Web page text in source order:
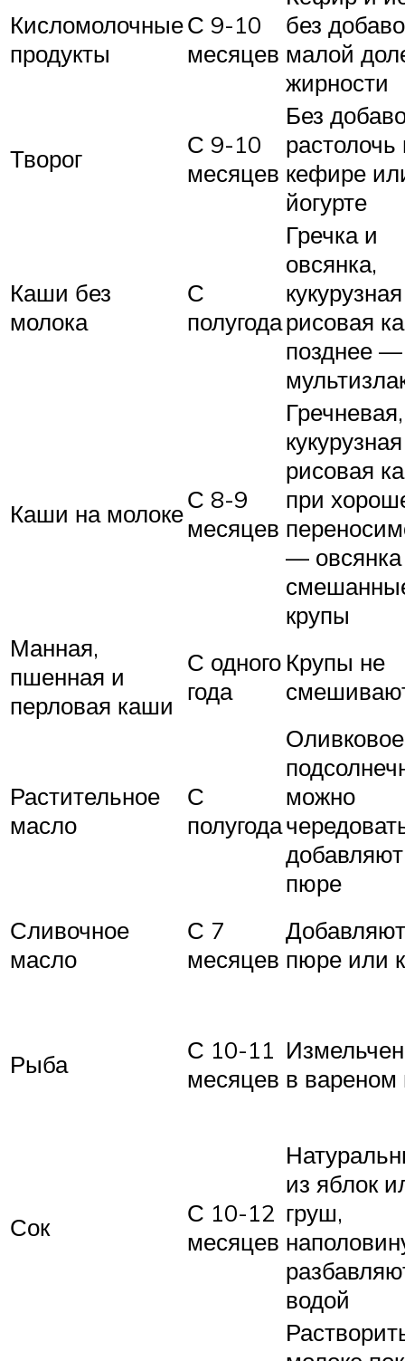
Кисломолочные
продукты
С 9-10
месяцев
без
малой
жирности
Творог
С 9-10
месяцев
Без
растолочь
кефире
йогурте
Каши без
молока
С
полугода
Гречка и
овсянка,
рисовая
позднее —
Каши на молокеС 8-9
месяцев
Гречневая,
рисовая
при
—
крупы
Манная,
пшенная и
перловая каши
С одного
года
Крупы не
Растительное
масло
С
полугода
можно
пюре
Сливочное
масло
С 7
месяцев пюре или
Рыба
С 10-11
месяцев в вареном
Сок
С 10-12
месяцев
из яблок
груш,
водой